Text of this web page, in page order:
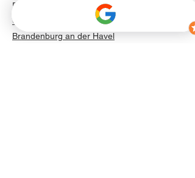
Potsdam
Cottbus
Brandenburg an der Havel